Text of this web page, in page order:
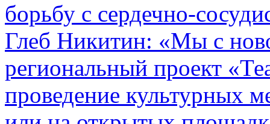
борьбу с сердечно-
Глеб Никитин: «Мы с
региональный проект
проведение культурных